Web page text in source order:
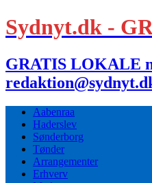
Sydnyt.dk -
GRATIS LOKALE
Aabenraa
Haderslev
Sønderborg
Tønder
Arrangementer
Erhverv